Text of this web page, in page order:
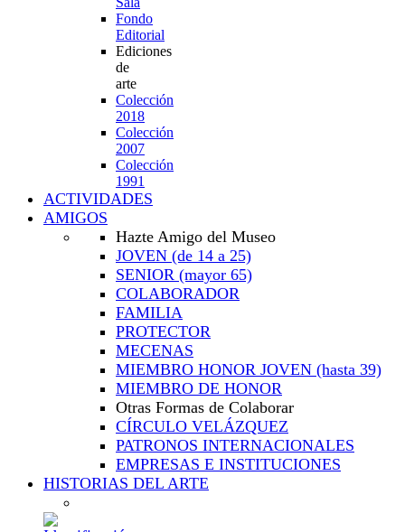
Fondo
Editorial
Ediciones
de
arte
Colección
2018
Colección
2007
Colección
1991
ACTIVIDADES
AMIGOS
Hazte Amigo del Museo
JOVEN (de 14 a 25)
SENIOR (mayor 65)
COLABORADOR
FAMILIA
PROTECTOR
MECENAS
MIEMBRO HONOR JOVEN (hasta 39)
MIEMBRO DE HONOR
Otras Formas de Colaborar
CÍRCULO VELÁZQUEZ
PATRONOS INTERNACIONALES
EMPRESAS E INSTITUCIONES
HISTORIAS DEL ARTE